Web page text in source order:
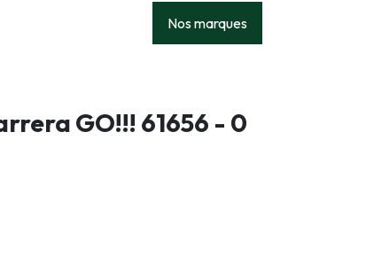
Nos marques
GO!!! 61656 - 0